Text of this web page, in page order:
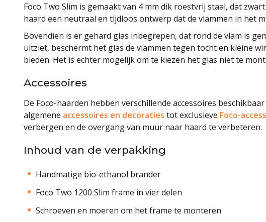
Foco Two Slim is gemaakt van 4 mm dik roestvrij staal, dat
haard een neutraal en tijdloos ontwerp dat de vlammen in het
Bovendien is er gehard glas inbegrepen, dat rond de vlam is
uitziet, beschermt het glas de vlammen tegen tocht en kleine
bieden. Het is echter mogelijk om te kiezen het glas niet te
Accessoires
De Foco-haarden hebben verschillende accessoires
algemene accessoires en decoraties tot exclusieve Foco-
verbergen en de overgang van muur naar haard te verbeteren.
Inhoud van de verpakking
Handmatige bio-ethanol brander
Foco Two 1200 Slim frame in vier delen
Schroeven en moeren om het frame te monteren